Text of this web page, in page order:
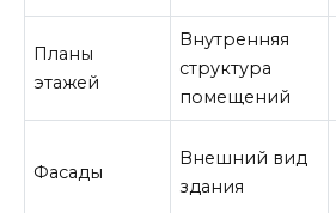
Планы
этажей
Внутренняя
структура
помещений
Фасады
Внешний вид
здания